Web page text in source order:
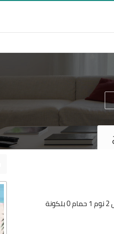
بحري و شرقي تطل على حديقة صغيرة تشمل 2 نوم 1 حمام 0 بلكونة